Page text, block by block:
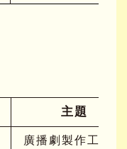
主題
廣播劇製作工作坊